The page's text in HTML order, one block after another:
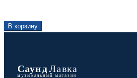
В корзину